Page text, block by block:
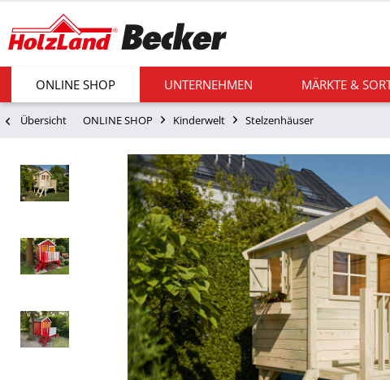
ONLINE SHOP UNTERNEHMEN MÄRKTE &
Übersicht ONLINE SHOP Kinderwelt Stelzenhäuser